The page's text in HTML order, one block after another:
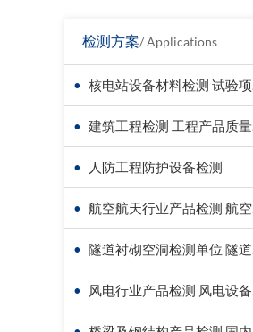
检测方案/ Applications
• 核电站设备材料检测 试验项目价格
• 建筑工程检测 工程产品质量复验
• 人防工程防护设备检测
• 航空航天行业产品检测 航空器材料检测
• 隧道衬砌空洞检测单位 隧道衬砌厚度检测方法
• 风电行业产品检测 风电设备材料检测